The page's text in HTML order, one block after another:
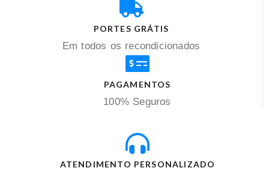
PORTES GRÁTIS
Em todos os recondicionados
PAGAMENTOS
100% Seguros
ATENDIMENTO PERSONALIZADO